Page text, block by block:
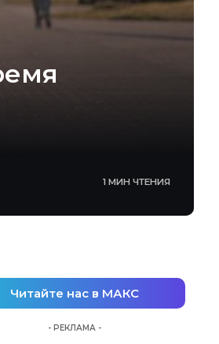
1 МИН ЧТЕНИЯ
Читайте нас в МАКС
- РЕКЛАМА -